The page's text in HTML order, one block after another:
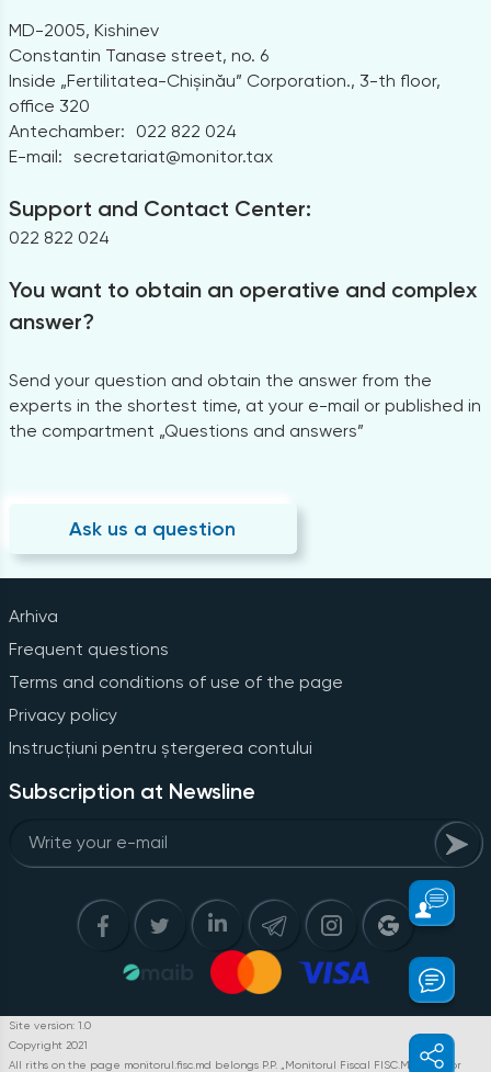
MD-2005, Kishinev
Constantin Tanase street, no. 6
Inside „Fertilitatea-Chișinău” Corporation., 3-th floor,
office 320
Antechamber:
022 822 024
E-mail: secretariat@monitor.tax
Support and Contact Center:
022 822 024
You want to obtain an operative and complex
answer?
Send your question and obtain the answer from the
experts in the shortest time, at your e-mail or published in
the compartment „Questions and answers”
Ask us a question
Arhiva
Frequent questions
Terms and conditions of use of the page
Privacy policy
Instrucțiuni pentru ștergerea contului
Subscription at Newsline
Site version: 1.0
Copyright 2021
All riths on the page monitorul.fisc.md belongs P.P. „Monitorul Fiscal FISC.MD”. Full or